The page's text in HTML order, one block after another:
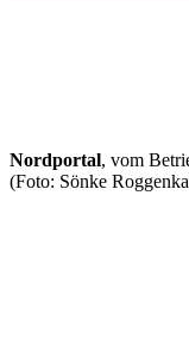
Nordportal, vom
(Foto: Sönke